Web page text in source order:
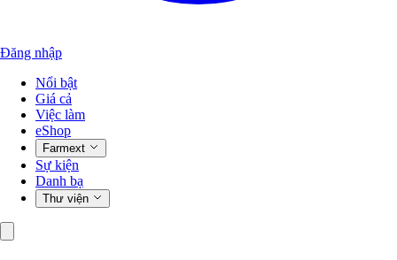
Đăng nhập
Nổi bật
Giá cả
Việc làm
eShop
Farmext
Sự kiện
Danh bạ
Thư viện